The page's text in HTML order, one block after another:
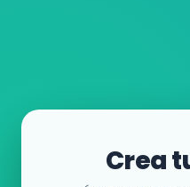
Crea